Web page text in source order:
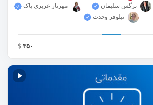
نرگس سلیمان
مهرناز عزیزی پاک
نيلوفر وحدت
۳۵۰ $